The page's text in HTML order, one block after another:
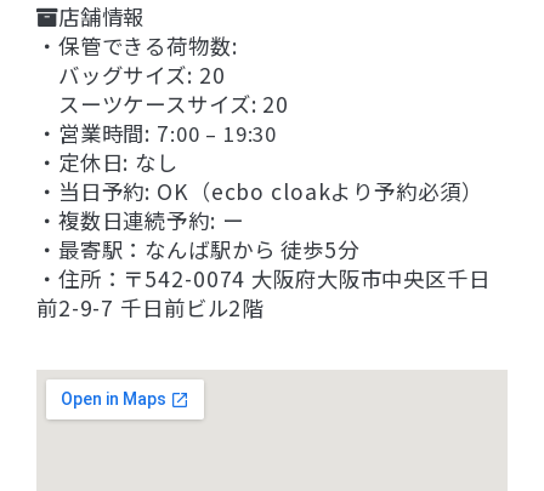
店舗情報
・保管できる荷物数:
バッグサイズ: 20
スーツケースサイズ: 20
・営業時間: 7:00 – 19:30
・定休日: なし
・当日予約: OK（ecbo cloakより予約必須）
・複数日連続予約: ー
・最寄駅：なんば駅から 徒歩5分
・住所：〒542-0074 大阪府大阪市中央区千日
前2-9-7 千日前ビル2階